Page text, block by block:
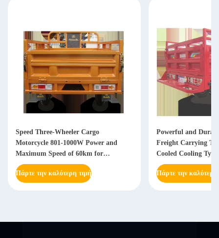
Speed Three-Wheeler Cargo
Motorcycle 801-1000W Power and
Maximum Speed of 60km for
Transport Needs
Πάρτε την καλύτερη τιμή
Powerful and
Freight Carrying
Cooled Cooling Type
Πάρτε την καλύτερη